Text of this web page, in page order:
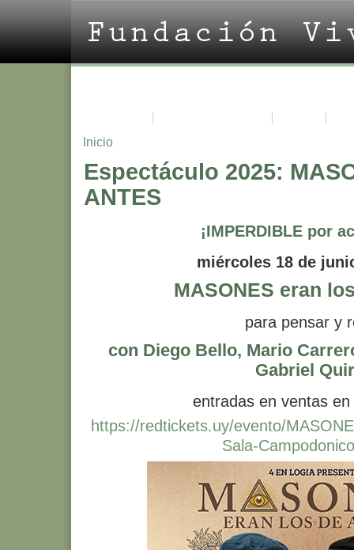
Inicio
Espectáculo 2025:
ANTES
¡IMPERDIBLE por
miércoles 18 de
MASONES eran
para pensar y
con Diego Bello, Mario
Gabriel
entradas en ventas en
https://redtickets.uy/evento/
Sala-